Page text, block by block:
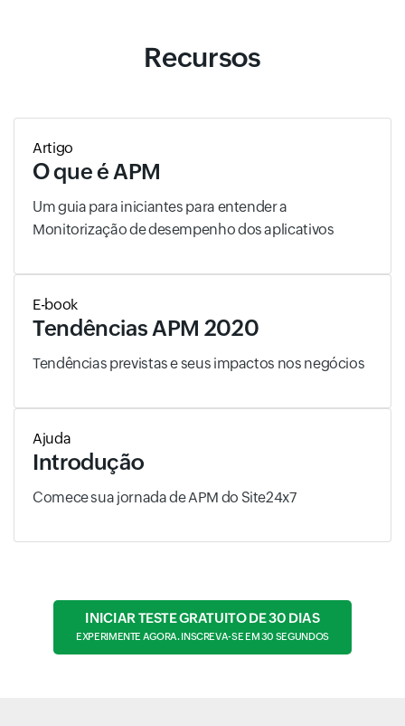
Recursos
Artigo
O que é APM
Um guia para iniciantes para entender a
Monitorização de desempenho dos aplicativos
E-book
Tendências APM 2020
Tendências previstas e seus impactos nos negócios
Ajuda
Introdução
Comece sua jornada de APM do Site24x7
INICIAR TESTE GRATUITO DE 30 DIAS
EXPERIMENTE AGORA. INSCREVA-SE EM 30 SEGUNDOS